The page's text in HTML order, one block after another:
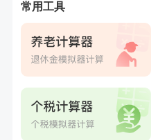
常用工具